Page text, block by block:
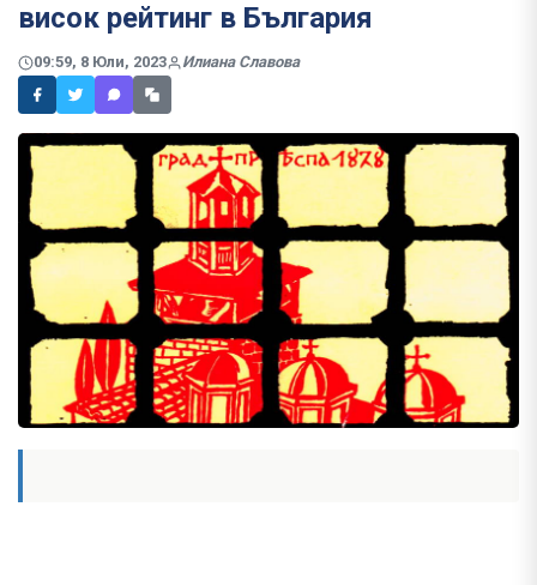
висок рейтинг в България
09:59, 8 Юли, 2023 Илиана Славова